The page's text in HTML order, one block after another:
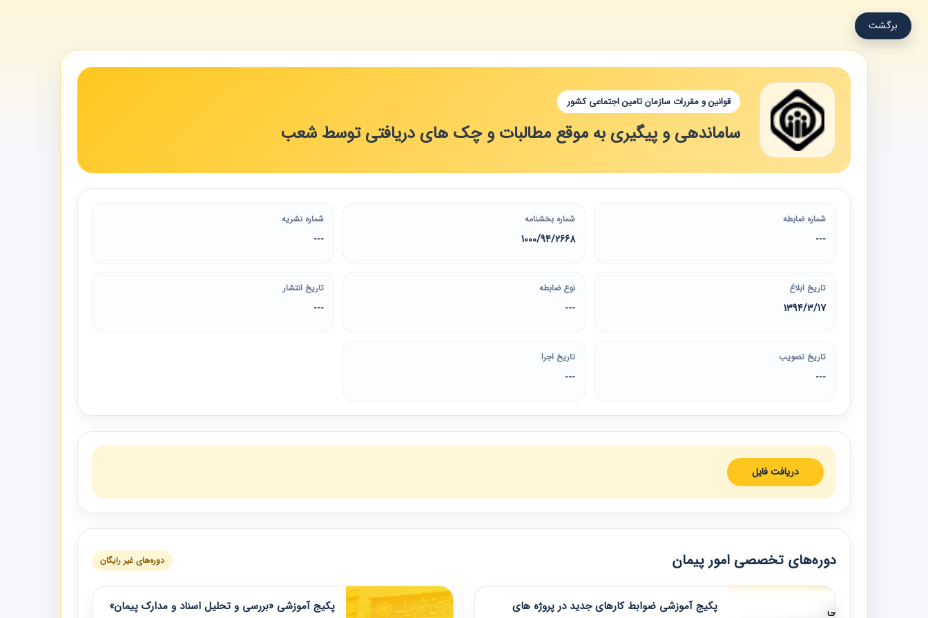
برگشت
قوانین و مقررات سازمان تامین اجتماعی کشور
ساماندهی و پیگیری به موقع مطالبات و چک های دریافتی توسط شعب
شماره ضابطه
---
شماره بخشنامه
1000/94/2668
شماره نشریه
---
تاریخ ابلاغ
1394/3/17
نوع ضابطه
---
تاریخ انتشار
---
تاریخ تصویب
---
تاریخ اجرا
---
دریافت فایل
دوره‌های تخصصی امور پیمان دوره‌های غیر رایگان
پکیج آموزشی ضوابط کارهای جدید در پروژه های
پکیج آموزشی «بررسی و تحلیل اسناد و مدارک پیمان»